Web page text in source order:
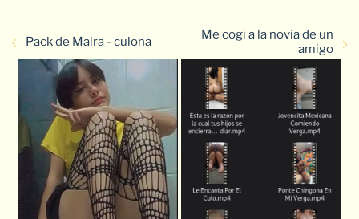
Pack de Maira - culona
Me cogi a la novia de un
amigo